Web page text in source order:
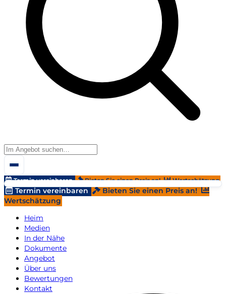
Termin vereinbaren Bieten Sie einen Preis an! Wertschätzung
Termin vereinbaren
Bieten Sie einen Preis an!
Wertschätzung
Heim
Medien
In der Nähe
Dokumente
Angebot
Über uns
Bewertungen
Kontakt